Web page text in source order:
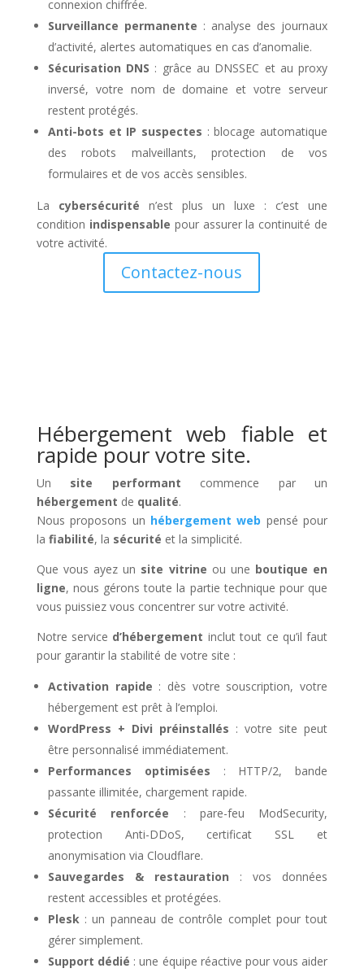
connexion chiffrée.
Surveillance permanente : analyse des journaux
d’activité, alertes automatiques en cas d’anomalie.
Sécurisation DNS : grâce au DNSSEC et au proxy
inversé, votre nom de domaine et votre serveur
restent protégés.
Anti-bots et IP suspectes : blocage automatique
des robots malveillants, protection de vos
formulaires et de vos accès sensibles.
La cybersécurité n’est plus un luxe : c’est une
condition indispensable pour assurer la continuité de
votre activité.
Contactez-nous
Hébergement web fiable et
rapide pour votre site.
Un site performant commence par un
hébergement de qualité.
Nous proposons un hébergement web pensé pour
la fiabilité, la sécurité et la simplicité.
Que vous ayez un site vitrine ou une boutique en
ligne, nous gérons toute la partie technique pour que
vous puissiez vous concentrer sur votre activité.
Notre service d’hébergement inclut tout ce qu’il faut
pour garantir la stabilité de votre site :
Activation rapide : dès votre souscription, votre
hébergement est prêt à l’emploi.
WordPress + Divi préinstallés : votre site peut
être personnalisé immédiatement.
Performances optimisées : HTTP/2, bande
passante illimitée, chargement rapide.
Sécurité renforcée : pare-feu ModSecurity,
protection Anti-DDoS, certificat SSL et
anonymisation via Cloudflare.
Sauvegardes & restauration : vos données
restent accessibles et protégées.
Plesk: un panneau de contrôle complet pour tout
gérer simplement.
Support dédié : une équipe réactive pour vous aider